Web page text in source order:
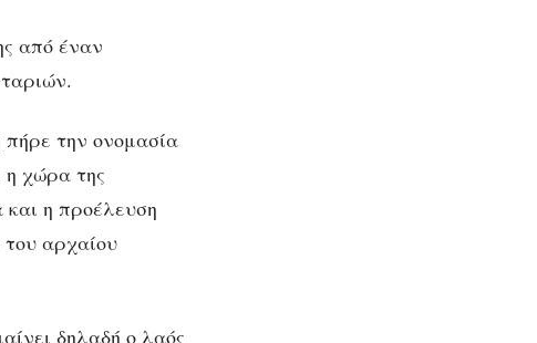
από έναν
την ονομασία
η χώρα της
η προέλευση
του αρχαίου
δηλαδή ο λαός